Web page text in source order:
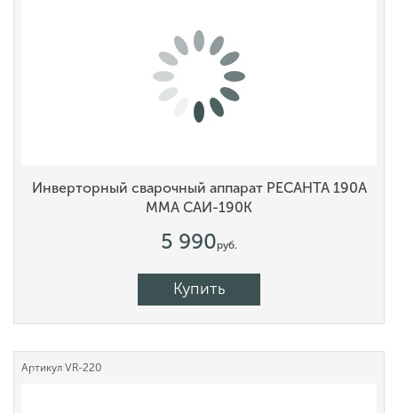
Инверторный сварочный аппарат РЕСАНТА 190А
MMA САИ-190К
5 990руб.
Купить
Артикул VR-220